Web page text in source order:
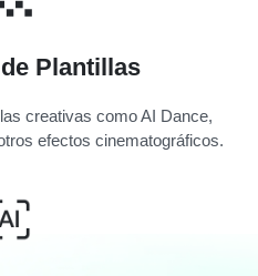
Plantillas
creativas como AI Dance,
efectos cinematográficos.